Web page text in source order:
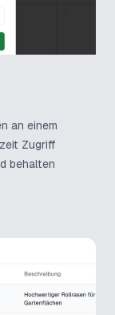
an einem
Zugriff
behalten